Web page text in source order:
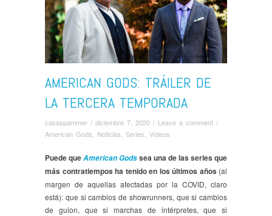
AMERICAN GODS: TRÁILER DE
LA TERCERA TEMPORADA
casaspammer / diciembre 7, 2020 / Leave a comment /
American Gods
Noticias Series Ví­deos
Puede queAmerican Godssea una de las series que
más contratiempos ha tenido en los últimos años (al
margen de aquellas afectadas por la COVID, claro
está): que si cambios de showrunners, que si cambios
de guion, que si marchas de intérpretes, que si